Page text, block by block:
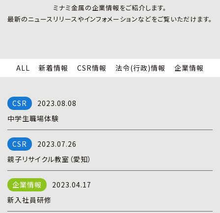
CSR情報
企業情報
全国事業所紹介
リサイクルサービス
小型家電リサイクル法
全国の回収対応
ミナミ金属の企業情報をご紹介します。
最新のニュースリリースやインフォメーションなどをご覧いただけます。
ALL 新着情報 CSR情報 法令(行政)情報 企業情報
2023.08.08
中学生職場体験
2023.07.26
親子リサイクル教室（愛知）
2023.04.17
新入社員研修